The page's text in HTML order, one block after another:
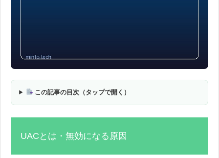
この記事の目次（タップで開く）
UACとは・無効になる原因